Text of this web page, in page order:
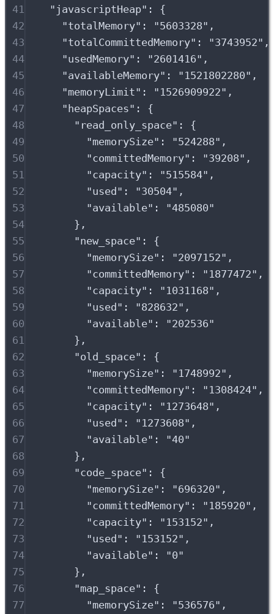
41
" javascriptHeap" :
{
42
"totalMemory" : "5603328" ,
43
"totalCommittedMemory" : "3743952" ,
44
"usedMemory" : "2601416" ,
45
"availableMemory" : " 1521802280" ,
46
"memoryLimit" : " 1526909922" ,
47
" heapSpaces" :
{
48
" read_only_space" :
{
49
"memorySize" : "524288" ,
50
"committedMemory" : "39208" ,
51
"capacity" : "515584" ,
52
"used " : "30504" ,
53
"available" : "485080"
54
},
55
"new_space" :
{
56
"memorySize" : "2097152" ,
57
"committedMemory" : " 1877472" ,
58
"capacity" : " 1031168" ,
59
"used " : "828632" ,
60
"available" : "202536"
61
},
62
"old_space" :
{
63
"memorySize" : " 1748992" ,
64
"committedMemory" : " 1308424" ,
65
"capacity" : " 1273648" ,
66
"used " : " 1273608" ,
67
"available" : "40"
68
},
69
"code_space" :
{
70
"memorySize" : "696320" ,
71
"committedMemory" : " 185920" ,
72
"capacity" : " 153152" ,
73
"used " : " 153152" ,
74
"available" : "0"
75
},
76
"map_space" :
{
77
"memorySize" : "536576" ,